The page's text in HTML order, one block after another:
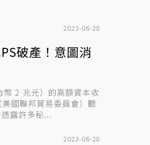
2023-06-28
破產！意圖消
2 兆元）的高額資本收
國聯邦貿易委員會）聽
露許多秘...
2023-06-28